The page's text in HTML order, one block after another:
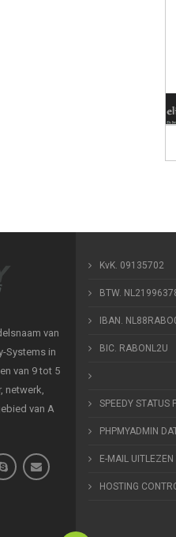
van
Systems in
van 9 tot 5
netwerk,
van A
KvK. 09135702
BTW.
IBAN.
BIC. RABONL2U
SPEEDY STATUS
PHPMYADMIN
E-MAIL
HOSTING